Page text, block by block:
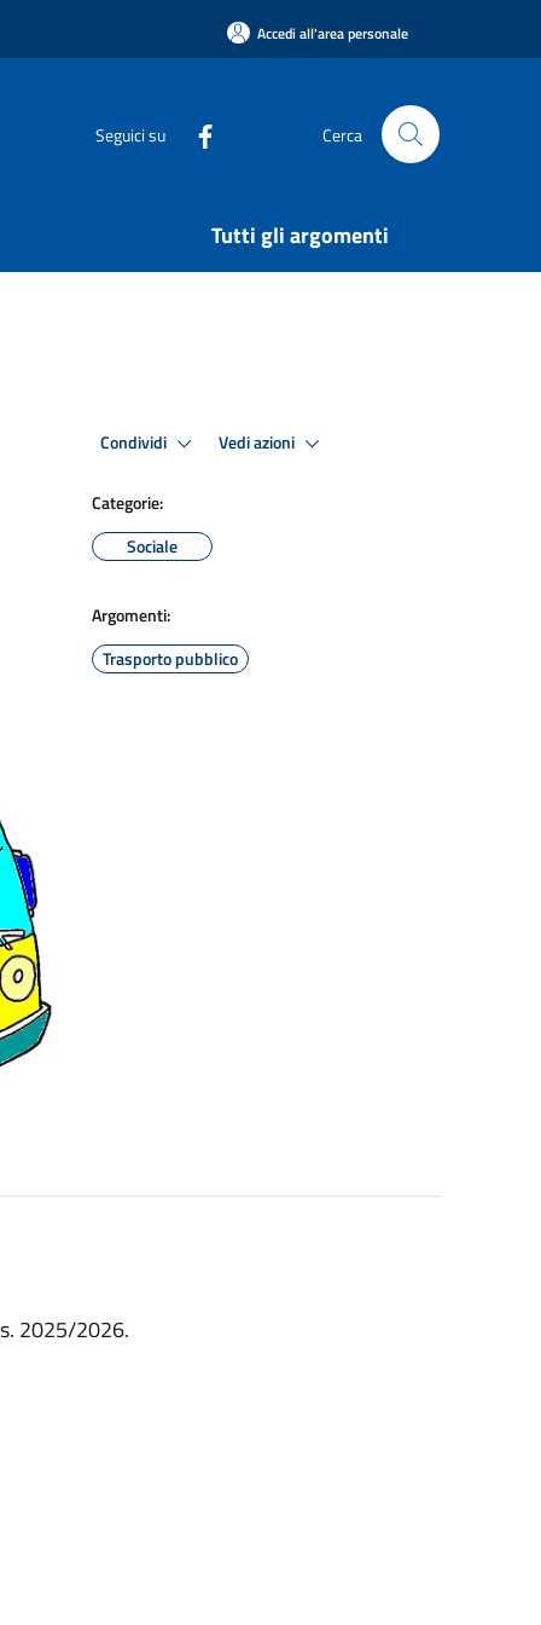
Accedi all'area personale
Seguici su Cerca
Tutti gli argomenti
Condividi Vedi azioni
Categorie:
Sociale
Argomenti:
Trasporto pubblico
2025/2026.